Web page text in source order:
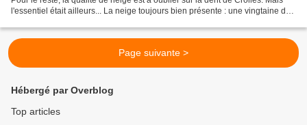
l'essentiel était ailleurs... La neige toujours bien présente : une vingtaine de
Page suivante >
Hébergé par Overblog
Top articles